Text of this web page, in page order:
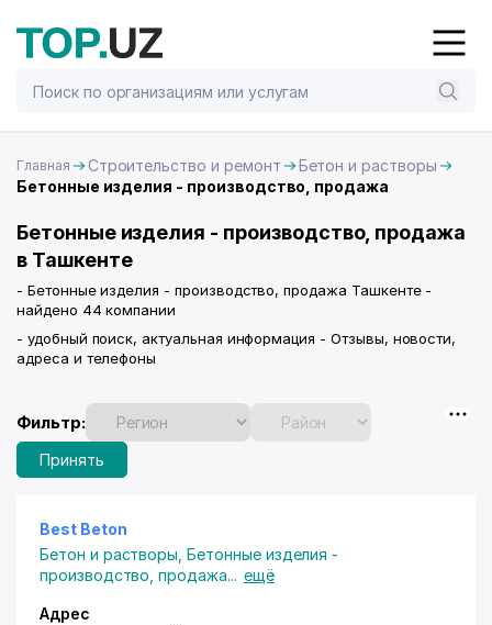
Главная Строительство и ремонт
Бетон и растворы
Бетонные изделия - производство, продажа
Бетонные изделия - производство, продажа
в Ташкенте
- Бетонные изделия - производство, продажа Ташкенте -
найдено 44 компании
- удобный поиск, актуальная информация - Отзывы, новости,
адреса и телефоны
Фильтр:
Принять
Best Beton
Бетон и растворы ,Бетонные изделия -
производство, продажа... ещё
Адрес